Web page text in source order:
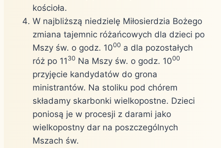
kościoła.
W najbliższą niedzielę Miłosierdzia Bożego
zmiana tajemnic różańcowych dla dzieci po
Mszy św. o godz. 1000 a dla pozostałych
róż po 11 30 Na Mszy św. o godz. 1000
przyjęcie kandydatów do grona
ministrantów. Na stoliku pod chórem
składamy skarbonki wielkopostne. Dzieci
poniosą je w procesji z darami jako
wielkopostny dar na poszczególnych
Mszach św.